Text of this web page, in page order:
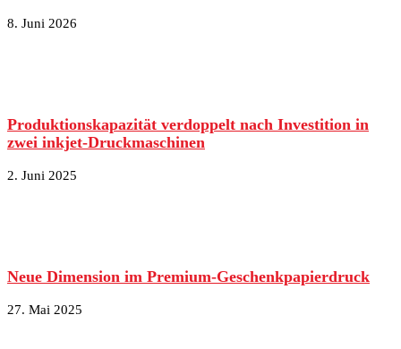
8. Juni 2026
Produktionskapazität verdoppelt nach Investition in
zwei inkjet-Druckmaschinen
2. Juni 2025
Neue Dimension im Premium-Geschenkpapierdruck
27. Mai 2025